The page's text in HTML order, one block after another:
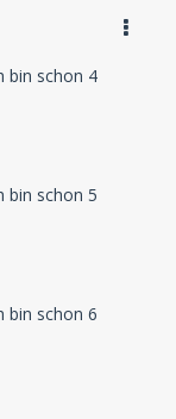
bin schon 4
bin schon 5
bin schon 6